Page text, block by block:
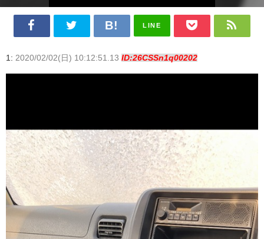
LINE
1: 2020/02/02(日) 10:12:51.13 ID:26CSSn1q00202